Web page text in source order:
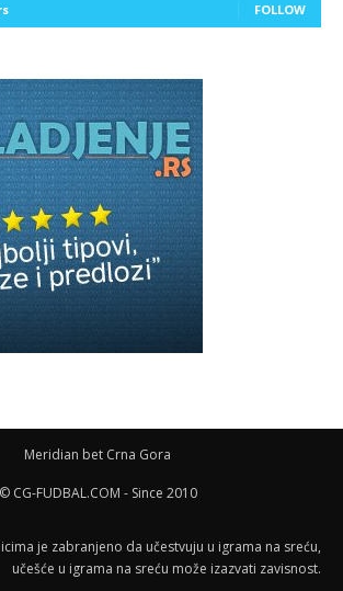
FOLLOW
Meridian bet Crna Gora
© CG-FUDBAL.COM - Since 2010
je zabranjeno da učestvuju u igrama na sreću,
učešće u igrama na sreću može izazvati zavisnost.